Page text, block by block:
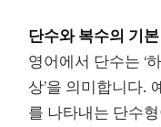
단수와 복수의 기
영어에서 단수는 ‘
상’을 의미합니다.
를 나타내는 단수